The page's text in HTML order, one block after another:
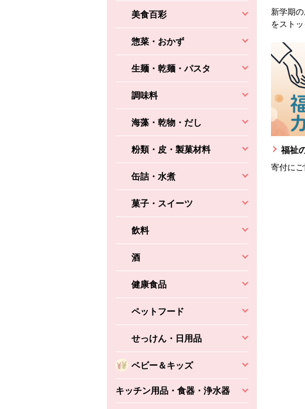
美食百彩
惣菜・おかず
生麺・乾麺・パスタ
調味料
海藻・乾物・だし
粉類・皮・製菓材料
缶詰・水煮
菓子・スイーツ
飲料
酒
健康食品
ペットフード
せっけん・日用品
ベビー＆キッズ
キッチン用品・食器・浄水器
新学期
をストッ
福祉
寄付にご